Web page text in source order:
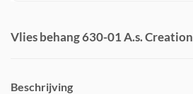
Vlies behang 630-01 A.s. Creation
Beschrijving